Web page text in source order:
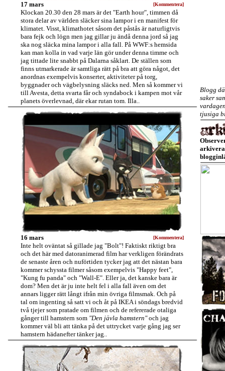
17 mars [Kommentera]
Klockan 20.30 den 28 mars är det "Earth hour", timmen då
stora delar av världen släcker sina lampor i en manifest för
klimatet. Visst, klimathotet såsom det påstås är naturligtvis
bara fejk och lögn men jag gillar ju ändå denna jord så jag
ska nog släcka mina lampor i alla fall. På WWF:s hemsida
kan man kolla in vad varje län gör under denna timme och
jag tittade lite snabbt på Dalarna såklart. De ställen som
finns utmarkerade är samtliga rätt på bra att göra något, det
anordnas exempelvis konserter, aktiviteter på torg,
byggnader och vägbelysning släcks ned. Men så kommer vi
till Avesta, detta svarta får och syndabock i kampen mot vår
planets överlevnad, där ekar rutan tom. Illa..
16 mars [Kommentera]
Inte helt oväntat så gillade jag "Bolt"! Faktiskt riktigt bra
och det här med datoranimerad film har verkligen förändrats
de senaste åren och nuförtiden tycker jag att det nästan bara
kommer schyssta filmer såsom exempelvis "Happy feet",
"Kung fu panda" och "Wall-E". Eller ja, det kanske bara är
dom? Men det är ju inte helt fel i alla fall även om det
annars ligger rätt långt ifrån min övriga filmsmak. Och på
tal om ingenting så satt vi och åt på IKEA i söndags bredvid
två tjejer som pratade om filmen och de refererade otaliga
gånger till hamstern som "Den jävla hamstern"och jag
kommer väl bli att tänka på det uttrycket varje gång jag ser
hamstern hädanefter tänker jag..
Blogg
saker
tjusiga